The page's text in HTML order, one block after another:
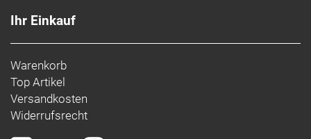
Ihr Einkauf
Warenkorb
Top Artikel
Versandkosten
Widerrufsrecht